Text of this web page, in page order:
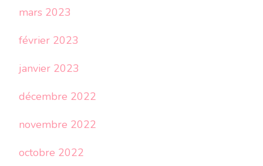
mars 2023
février 2023
janvier 2023
décembre 2022
novembre 2022
octobre 2022